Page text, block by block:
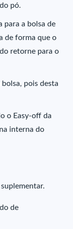
pó.
para a bolsa de
de forma que o
retorne para o
pois desta
o Easy-off da
interna do
de